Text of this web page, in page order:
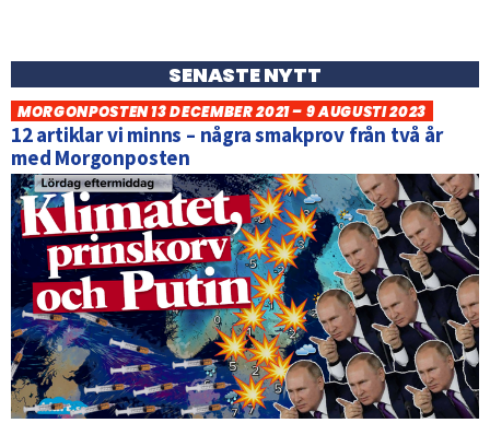
SENASTE NYTT
MORGONPOSTEN 13 DECEMBER 2021 – 9 AUGUSTI 2023
12 artiklar vi minns – några smakprov från två år
med Morgonposten